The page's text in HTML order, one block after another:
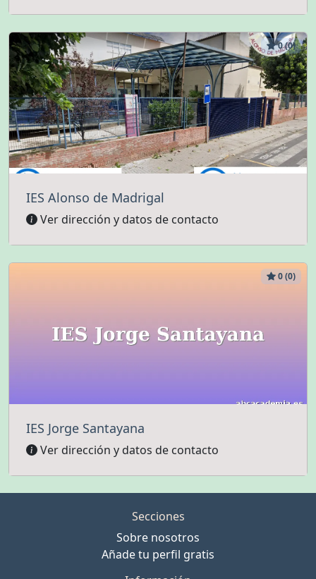
0 (0)
IES Alonso de Madrigal
Ver dirección y datos de contacto
0 (0)
IES Jorge Santayana
Ver dirección y datos de contacto
Secciones
Sobre nosotros
Añade tu perfil gratis